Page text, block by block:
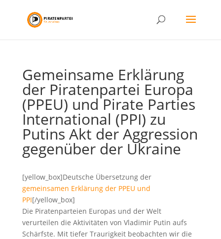
Gemeinsame Erklärung
der Piratenpartei Europa
(PPEU) und Pirate Parties
International (PPI) zu
Putins Akt der Aggression
gegenüber der Ukraine
[yellow_box]Deutsche Übersetzung der
gemeinsamen Erklärung der PPEU und
PPI[/yellow_box]
Die Piratenparteien Europas und der Welt
verurteilen die Aktivitäten von Vladimir Putin aufs
Schärfste. Mit tiefer Traurigkeit beobachten wir die